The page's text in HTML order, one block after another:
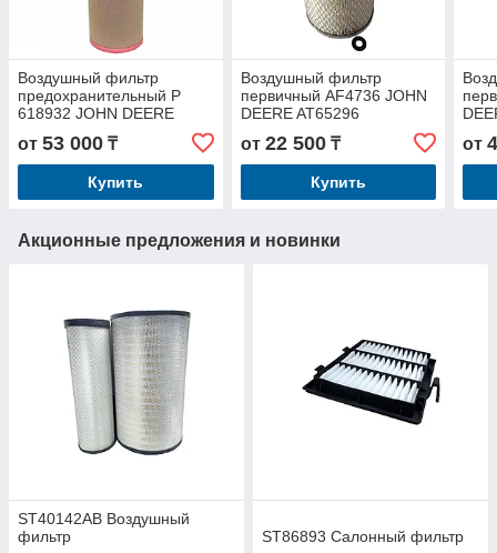
Воздушный фильтр
предохранительный P
618932 JOHN DEERE
от 53 000 ₸
Купить
Воздушный фильтр
первичный AF4736 JOHN
DEERE AT65296
от 22 500₸
Купить
от
Акционные предложения и новинки
ST40142AB Воздушный
фильтр
ST86893 Салонный фильтр